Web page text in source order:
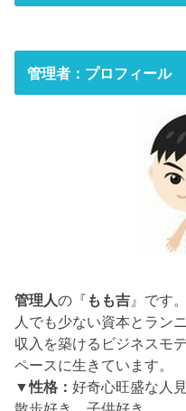
管理者：プロフィール
管理人の『 もも吉 』です
人でも少ない資本とラン
収入を築けるビジネスモ
ペースに生きています。
▼性格：好奇心旺盛な人